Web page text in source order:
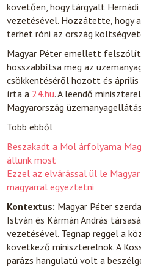
követően, hogy tárgyalt
vezetésével. Hozzátette, hogy
terhet róni az ország
Magyar Péter emellett
hosszabbítsa meg az
csökkentéséről hozott és
írta a 24.hu. A leendő
Magyarország
Több ebből
Beszakadt a Mol árfolyama
állunk most
Ezzel az elvárással ül le
magyarral egyeztetni
Kontextus: Magyar Péter
István és Kármán András
vezetésével. Tegnap reggel a
következő miniszterelnök. A
parázs hangulatú volt a